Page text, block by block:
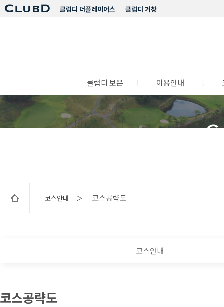
클럽디 거창
클럽디 더플레이어스
클럽디 보은 이용안내
코스안내 ＞ 코스공략도
코스안내
코스공략도